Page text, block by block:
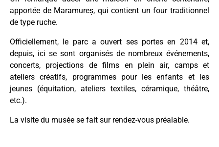
apportée de Maramureș, qui contient un four traditionnel
de type ruche.
Officiellement, le parc a ouvert ses portes en 2014 et,
depuis, ici se sont organisés de nombreux événements,
concerts, projections de films en plein air, camps et
ateliers créatifs, programmes pour les enfants et les
jeunes (équitation, ateliers textiles, céramique, théâtre,
etc.).
La visite du musée se fait sur rendez-vous préalable.